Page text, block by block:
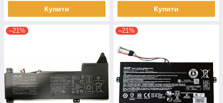
Купити Купити
–21% –21%